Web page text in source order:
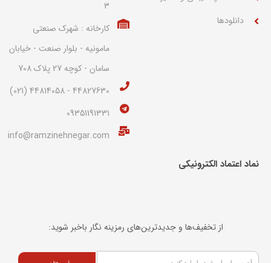
دانلودها
3
کارخانه : شهرک صنعتی
مامونیه - بلوار صنعت - خیابان
سامان - کوچه 27 پلاک 708
44827630 - 44814058 (021)
09351191331
info@ramzinehnegar.com
نماد اعتماد الکترونیکی​
از تخفیف‌ها و جدیدترین‌های رمزینه نگار باخبر شوید: